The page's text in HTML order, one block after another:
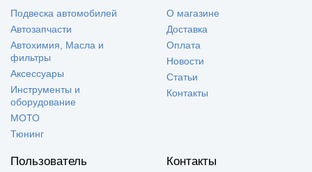
Подвеска автомобилей
Автозапчасти
Автохимия, Масла и
фильтры
Аксессуары
Инструменты и
оборудование
МОТО
Тюнинг
О магазине
Доставка
Оплата
Новости
Статьи
Контакты
Пользователь Контакты